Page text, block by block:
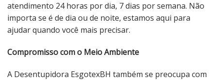
atendimento 24 horas por dia, 7 dias por semana. Não
importa se é de dia ou de noite, estamos aqui para
ajudar quando você mais precisar.
Compromisso com o Meio Ambiente
A Desentupidora EsgotexBH também se preocupa com